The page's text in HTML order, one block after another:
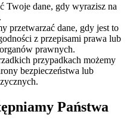
Twoje dane, gdy wyrazisz na
przetwarzać dane, gdy jest to
z przepisami prawa lub
prawnych.
przypadkach możemy
bezpieczeństwa lub
Państwa